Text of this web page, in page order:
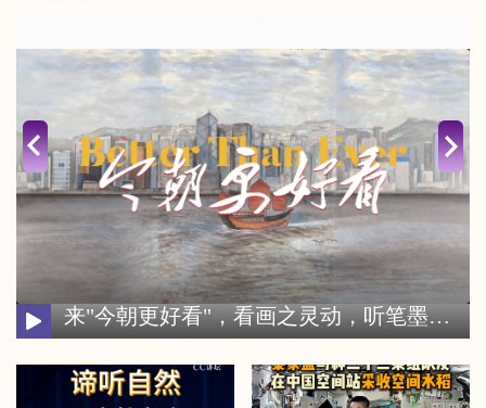
“今朝更好看”——庆祝中国共产党成立105周年名家作品展盛大启幕 逾百幅名家力作汇聚香江 齐白石十幅珍品首度同场亮相